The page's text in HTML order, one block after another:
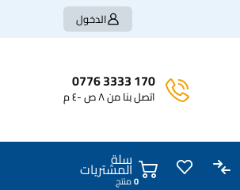
الدخول
170 3333 0776
اتصل بنا من ٨ ص -٤ م
سلة
المشتريات0منتج